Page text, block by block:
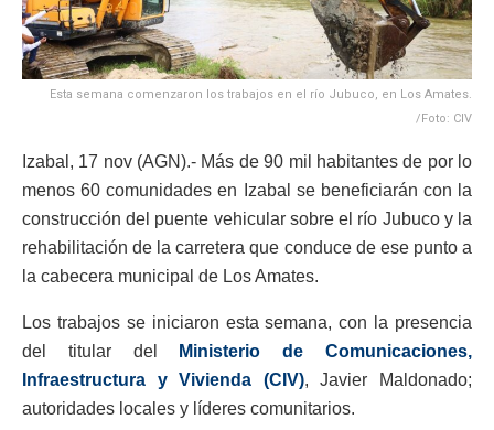
Esta semana comenzaron los trabajos en el río Jubuco, en Los Amates.
/Foto: CIV
Izabal, 17 nov (AGN).- Más de 90 mil habitantes de por lo
menos 60 comunidades en Izabal se beneficiarán con la
construcción del puente vehicular sobre el río Jubuco y la
rehabilitación de la carretera que conduce de ese punto a
la cabecera municipal de Los Amates.
Los trabajos se iniciaron esta semana, con la presencia
del titular del
Ministerio de Comunicaciones,
Infraestructura y Vivienda (CIV), Javier Maldonado;
autoridades locales y líderes comunitarios.